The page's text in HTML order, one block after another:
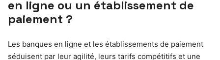
en ligne ou un établissement de
paiement ?
Les banques en ligne et les établissements de paiement
séduisent par leur agilité, leurs tarifs compétitifs et une